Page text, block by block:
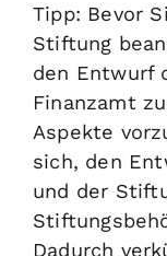
Tipp: Bevor
Stiftung
den Entwurf
Finanzamt
Aspekte
sich, den
und der
Dadurch